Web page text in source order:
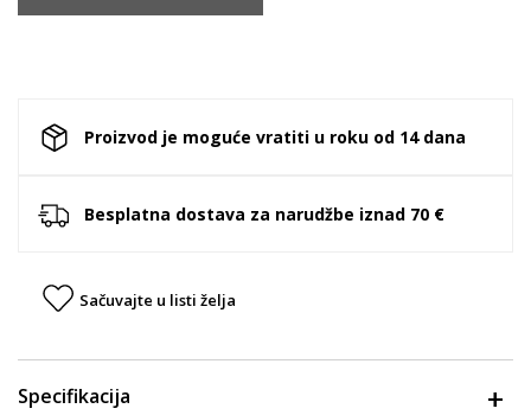
Proizvod je moguće vratiti u roku od 14 dana
Besplatna dostava za narudžbe iznad 70 €
Sačuvajte u listi želja
Specifikacija